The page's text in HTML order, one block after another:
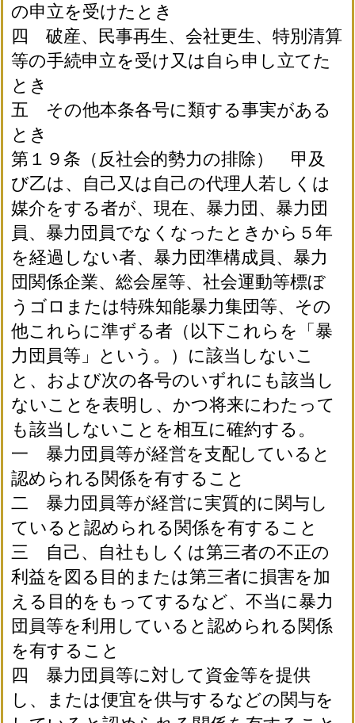
の申立を受けたとき
四 破産、民事再生、会社更生、特別清算
等の手続申立を受け又は自ら申し立てた
とき
五 その他本条各号に類する事実がある
とき
第１９条（反社会的勢力の排除） 甲及
び乙は、自己又は自己の代理人若しくは
媒介をする者が、現在、暴力団、暴力団
員、暴力団員でなくなったときから５年
を経過しない者、暴力団準構成員、暴力
団関係企業、総会屋等、社会運動等標ぼ
うゴロまたは特殊知能暴力集団等、その
他これらに準ずる者（以下これらを「暴
力団員等」という。）に該当しないこ
と、および次の各号のいずれにも該当し
ないことを表明し、かつ将来にわたって
も該当しないことを相互に確約する。
一 暴力団員等が経営を支配していると
認められる関係を有すること
二 暴力団員等が経営に実質的に関与し
ていると認められる関係を有すること
三 自己、自社もしくは第三者の不正の
利益を図る目的または第三者に損害を加
える目的をもってするなど、不当に暴力
団員等を利用していると認められる関係
を有すること
四 暴力団員等に対して資金等を提供
し、または便宜を供与するなどの関与を